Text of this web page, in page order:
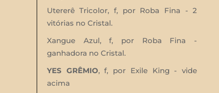
Utererê Tricolor, f, por Roba Fina - 2
vitórias no Cristal.
Xangue Azul, f, por Roba Fina -
ganhadora no Cristal.
YES GRÊMIO, f, por Exile King - vide
acima